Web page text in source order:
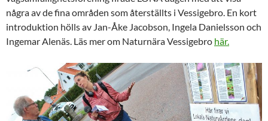
några av de fina områden som återställts i Vessigebro. En kort
introduktion hölls av Jan-Åke Jacobson, Ingela Danielsson och
Ingemar Alenäs. Läs mer om Naturnära Vessigebro här.